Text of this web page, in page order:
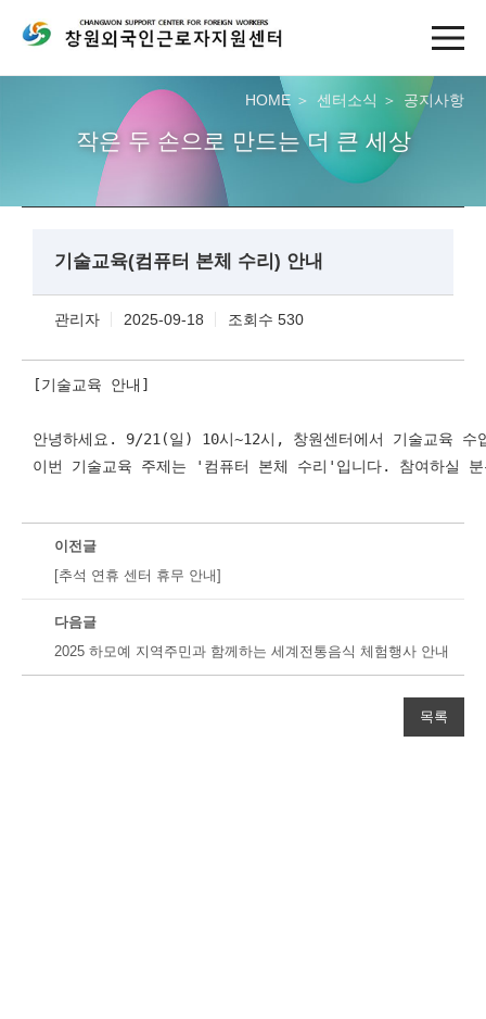
HOME 센터소식 공지사항
작은 두 손으로 만드는 더 큰 세상
기술교육(컴퓨터 본체 수리) 안내
관리자 2025-09-18 조회수 530
[기술교육 안내]
안녕하세요. 9/21(일) 10시~12시, 창원센터에서 기술교육
이번 기술교육 주제는 '컴퓨터 본체 수리'입니다. 참여하실
이전글
[추석 연휴 센터 휴무 안내]
다음글
2025 하모예 지역주민과 함께하는 세계전통음식 체험행사 안내
목록